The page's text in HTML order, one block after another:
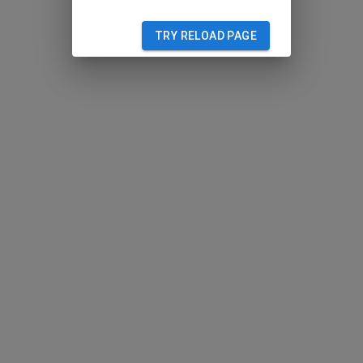
TRY RELOAD PAGE